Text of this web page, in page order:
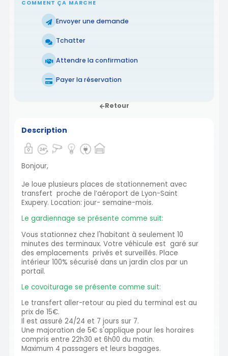
COMMENT ÇA MARCHE
Envoyer une demande
Tchatter
Attendre la confirmation
Payer la réservation
Retour
Description
Bonjour,
Je loue plusieurs places de stationnement avec
transfert proche de l’aéroport de Lyon-Saint
Exupery. Location: jour- semaine-mois.
Le gardiennage se présente comme suit:
Vous stationnez chez l'habitant à seulement 10
minutes des terminaux. Votre véhicule est garé sur
des emplacements privés et surveillés. Place
intérieur 100% sécurisé dans un jardin clos par un
portail.
Le covoiturage se présente comme suit:
Le transfert aller-retour au pied du terminal est au
prix de 15€.
Il est assuré 24/24 et 7 jours sur 7.
Une majoration de 5€ s'applique pour les horaires
compris entre 22h30 et 6h00 du matin.
Maximum 4 passagers et leurs bagages.